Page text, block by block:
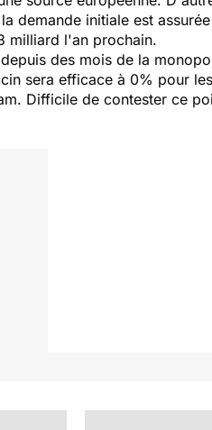
demande initiale est
milliard l'an prochain.
des mois de la
sera efficace à 0% pour
Difficile de contester ce